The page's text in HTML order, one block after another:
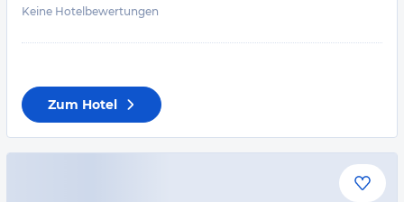
Keine Hotelbewertungen
Zum Hotel